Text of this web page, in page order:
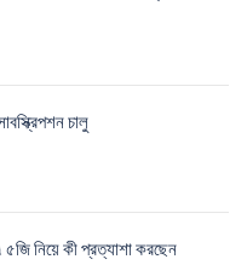
চালু
৫জি নিয়ে কী প্রত্যাশা করছেন